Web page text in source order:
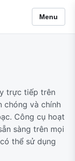
Menu
trực tiếp trên
chóng và chính
Công cụ hoạt
sàng trên mọi
thể sử dụng